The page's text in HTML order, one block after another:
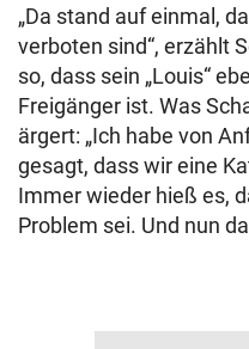
„Da stand auf einmal,
verboten sind“, erzählt
so, dass sein „Louis“
Freigänger ist. Was
ärgert: „Ich habe von
gesagt, dass wir eine
Immer wieder hieß es,
Problem sei. Und nun